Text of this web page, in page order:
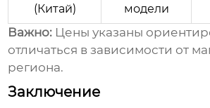
(Китай)
модели
Важно: Цены указаны
отличаться в зависимости от
региона.
Заключение